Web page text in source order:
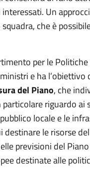
Un
che è
per le Politiche
e ha l’obiettivo
del Piano, che
riguardo ai
locale e le
le risorse
previsioni del
destinate alle